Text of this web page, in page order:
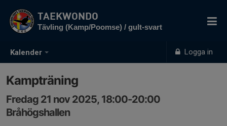
Kalender Logga in
TAEKWONDO
Tävling (Kamp/Poomse) / gult-svart
Kampträning
Fredag 21 nov 2025, 18:00-20:00
Bråhögshallen